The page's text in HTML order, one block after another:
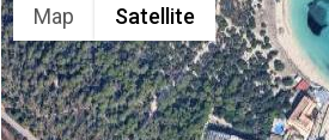
Map Satellite